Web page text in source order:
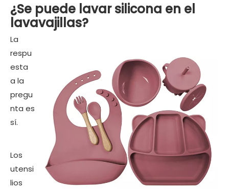
¿Se puede lavar silicona en el
lavavajillas?
La
respu
esta
a la
pregu
nta es
sí.
Los
utensi
lios